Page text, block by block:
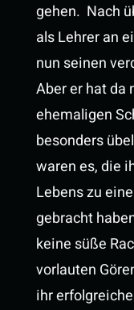
gehen. Nach
als Lehrer an
nun seinen
Aber er hat da
ehemaligen
besonders
waren es, die
Lebens zu
gebracht
keine süße
vorlauten
ihr